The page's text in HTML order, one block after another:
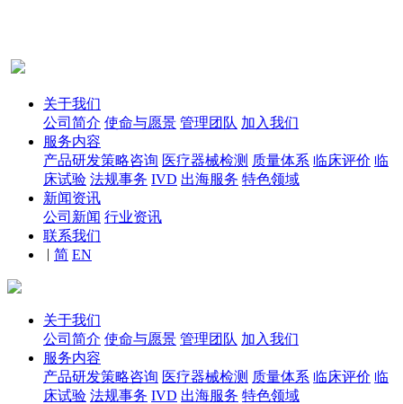
关于我们
公司简介 使命与愿景 管理团队 加入我们
服务内容
产品研发策略咨询 医疗器械检测 质量体系 临床评价 临
床试验 法规事务 IVD 出海服务 特色领域
新闻资讯
公司新闻 行业资讯
联系我们
简
| EN
关于我们
公司简介 使命与愿景 管理团队 加入我们
服务内容
产品研发策略咨询 医疗器械检测 质量体系 临床评价 临
床试验 法规事务 IVD 出海服务 特色领域